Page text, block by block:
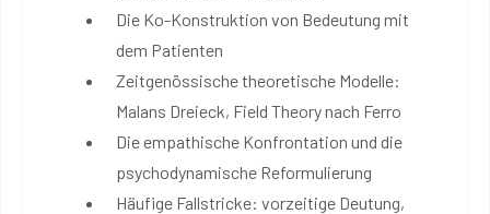
Die Ko-Konstruktion von Bedeutung mit
dem Patienten
Zeitgenössische theoretische Modelle:
Malans Dreieck, Field Theory nach Ferro
Die empathische Konfrontation und die
psychodynamische Reformulierung
Häufige Fallstricke: vorzeitige Deutung,